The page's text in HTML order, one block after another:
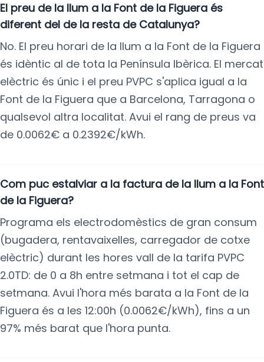
El preu de la llum a la Font de la Figuera és
diferent del de la resta de Catalunya?
No. El preu horari de la llum a la Font de la Figuera
és idèntic al de tota la Península Ibèrica. El mercat
elèctric és únic i el preu PVPC s'aplica igual a la
Font de la Figuera que a Barcelona, Tarragona o
qualsevol altra localitat. Avui el rang de preus va
de 0.0062€ a 0.2392€/kWh.
Com puc estalviar a la factura de la llum a la Font
de la Figuera?
Programa els electrodomèstics de gran consum
(bugadera, rentavaixelles, carregador de cotxe
elèctric) durant les hores vall de la tarifa PVPC
2.0TD: de 0 a 8h entre setmana i tot el cap de
setmana. Avui l'hora més barata a la Font de la
Figuera és a les 12:00h (0.0062€/kWh), fins a un
97% més barat que l'hora punta.